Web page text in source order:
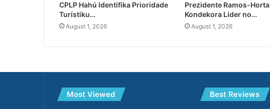
CPLP Hahú Identifika Prioridade
Turístiku…
August 1, 2026
Prezidente Ramos-Horta
Kondekora Líder no…
August 1, 2026
Most Viewed Best Reviews